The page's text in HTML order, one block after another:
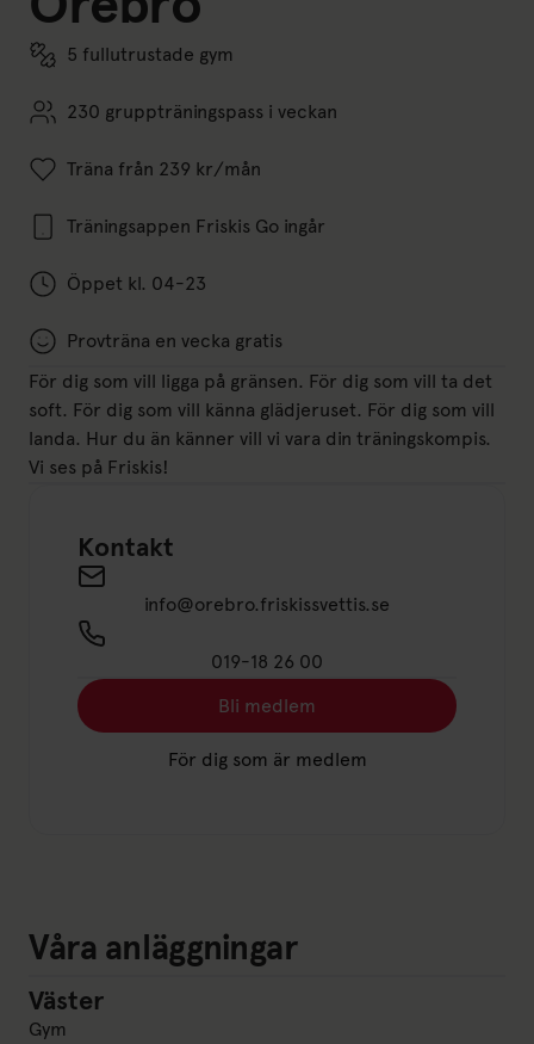
5 fullutrustade gym
230 gruppträningspass i veckan
Träna från 239 kr/mån
Träningsappen Friskis Go ingår
Öppet kl. 04-23
Provträna en vecka gratis
För dig som vill ligga på gränsen. För dig som vill ta det
soft. För dig som vill känna glädjeruset. För dig som vill
landa. Hur du än känner vill vi vara din träningskompis.
Vi ses på Friskis!
Kontakt
Send an email to info@orebro.friskissvettis.se
info@orebro.friskissvettis.se
019-18 26 00
Länk till: Bli medlem
Bli medlem
Länk till: För dig som är
För dig som är medlem
Våra anläggningar
Väster
Väster
Gym